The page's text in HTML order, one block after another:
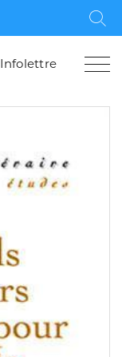
Infolettre